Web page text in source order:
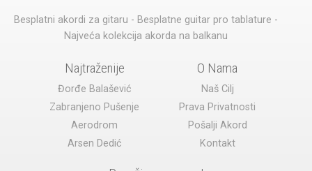
Besplatni akordi za gitaru - Besplatne guitar pro tablature -
Najveća kolekcija akorda na balkanu
Najtraženije
Đorđe Balašević
Zabranjeno Pušenje
Aerodrom
Arsen Dedić
O Nama
Naš Cilj
Prava Privatnosti
Pošalji Akord
Kontakt